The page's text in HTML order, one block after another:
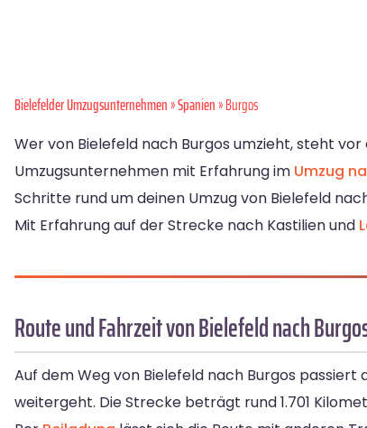
Bielefelder Umzugsunternehmen»Spanien» Burgos
Wer von Bielefeld nach Burgos umzieht, steht
Umzugsunternehmen mit Erfahrung im Umzug
Schritte rund um deinen Umzug von Bielefeld
Mit Erfahrung auf der Strecke nach Kastilien und
Route und Fahrzeit von Bielefeld nach
Auf dem Weg von Bielefeld nach Burgos
weitergeht. Die Strecke beträgt rund 1.701